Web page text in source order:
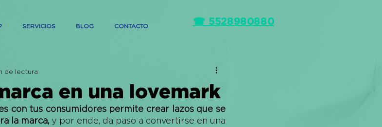
SERVICIOS BLOG CONTACTO ☎ 5528980880
en una lovemark
de lectura
con tus consumidores permite crear lazos que se
la marca,